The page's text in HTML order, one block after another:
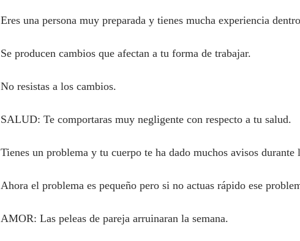
Eres una persona muy preparada y tienes mucha experiencia
Se producen cambios que afectan a tu forma de trabajar.
No resistas a los cambios.
SALUD: Te comportaras muy negligente con respecto a tu salud.
Tienes un problema y tu cuerpo te ha dado muchos avisos
Ahora el problema es pequeño pero si no actuas rápido ese
AMOR: Las peleas de pareja arruinaran la semana.